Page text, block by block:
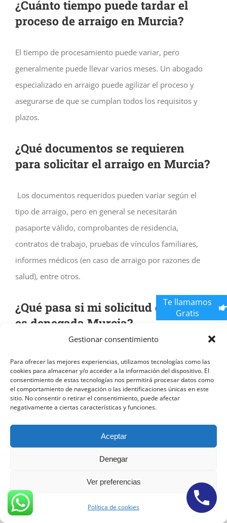
Gestionar consentimiento
Para ofrecer las mejores experiencias, utilizamos tecnologías como las
cookies para almacenar y/o acceder a la información del dispositivo. El
consentimiento de estas tecnologías nos permitirá procesar datos como
el comportamiento de navegación o las identificaciones únicas en este
sitio. No consentir o retirar el consentimiento, puede afectar
negativamente a ciertas características y funciones.
Aceptar
Denegar
Ver preferencias
Política de cookies
¿Cuánto tiempo puede tardar el
proceso de arraigo en Murcia?
El tiempo de procesamiento puede variar, pero
generalmente puede llevar varios meses. Un abogado
especializado en arraigo puede agilizar el proceso y
asegurarse de que se cumplan todos los requisitos y
plazos.
¿Qué documentos se requieren
para solicitar el arraigo en Murcia?
Los documentos requeridos pueden variar según el
tipo de arraigo, pero en general se necesitarán
pasaporte válido, comprobantes de residencia,
contratos de trabajo, pruebas de vínculos familiares,
informes médicos (en caso de arraigo por razones de
salud), entre otros.
¿Qué pasa si mi solicitud de arraigo
es denegada Murcia?
un recurso de reposición o un recurso contencioso-
administrativo. Un abogado especializado en arraigo
puede asesorarte sobre las opciones disponibles y
Abogados Arraigo Cartagena
Abogados Arraigo Cartagena
Te llamamos
Gratis